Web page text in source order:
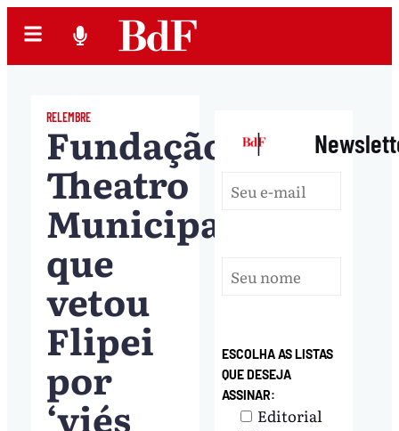
RELEMBRE
Fundação
Theatro
Municipal,
que
vetou
Flipei
por
‘viés
|
ESCOLHA AS LISTAS
QUE DESEJA
ASSINAR:
Editorial